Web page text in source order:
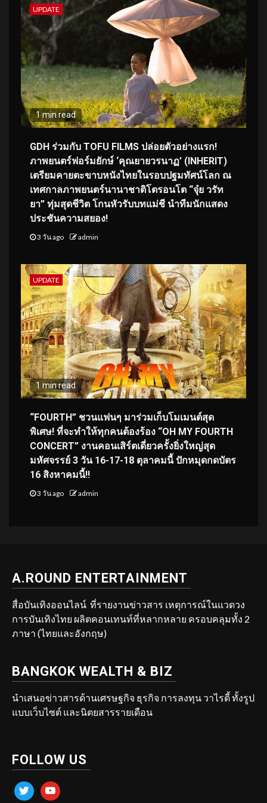
UPDATE
1 min read
GDH ร่วมกับ TOFU FILMS ปล่อยตัวอย่างแรก!
ภาพยนตร์ฟอร์มยักษ์ ‘คุณยายวรนาฏ’ (INHERIT)
เตรียมคายตะขาบหนังไทยในรอบปฐมทัศน์โลก ณ
เทศกาลภาพยนตร์นานาชาติโตรอนโต “จุ๋ย วรัท
ยา” ทุ่มสุดชีวิต โกนหัวรับบทแม่ชี นำทีมนักแสดง
ประชันความสยอง!
3 วัน ago admin
UPDATE
1 min read
“FOURTH” ชวนแฟนๆ มาร่วมเก็บโมเมนต์สุด
พิเศษ! ที่จะทำให้ทุกคนต้องร้อง “OH MY FOURTH
CONCERT” งานคอนเสิร์ตเดี่ยวครั้งยิ่งใหญ่สุด
มหัศจรรย์ 3 วัน 16-17-18 ตุลาคมนี้ ปักหมุดกดบัตร
16 สิงหาคมนี้!!
3 วัน ago admin
A.ROUND ENTERTAINMENT
สื่อบันเทิงออนไลน์ ที่รายงานข่าวสาร เหตุการณ์ในแวดวง
การบันเทิงไทย ผลิตคอนเทนท์ที่หลากหลาย ครอบคลุมทั้ง 2
ภาษา (ไทยและอังกฤษ)
BANGKOK WEALTH & BIZ
นำเสนอข่าวสารด้านเศรษฐกิจ ธุรกิจ การลงทุน วาไรตี้ ทั้งรูป
แบบเว็บไซต์ และนิตยสารรายเดือน
FOLLOW US
twitter youtube